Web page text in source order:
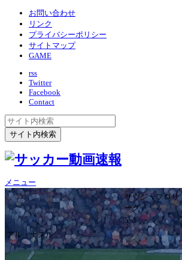
お問い合わせ
リンク
プライバシーポリシー
サイトマップ
GAME
rss
Twitter
Facebook
Contact
メニュー
サウジ・プロリ
ーグ
5ｰ1
アル・ナスル